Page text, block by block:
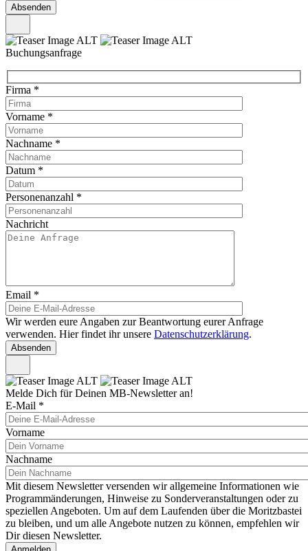
Buchungsanfrage
Firma *
Vorname *
Nachname *
Datum *
Personenanzahl *
Nachricht
Email *
Wir werden eure Angaben zur Beantwortung eurer Anfrage
verwenden. Hier findet ihr unsere Datenschutzerklärung.
Melde Dich für Deinen MB-Newsletter an!
E-Mail *
Vorname
Nachname
Mit diesem Newsletter versenden wir allgemeine Informationen wie
Programmänderungen, Hinweise zu Sonderveranstaltungen oder zu
speziellen Angeboten. Um auf dem Laufenden über die Moritzbastei
zu bleiben, und um alle Angebote nutzen zu können, empfehlen wir
Dir diesen Newsletter.